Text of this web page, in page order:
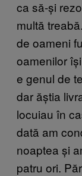
ca să-și
multă
de oameni
oamenilor
e genul de
dar ăștia
locuiau în
dată am
noaptea și
patru ori.